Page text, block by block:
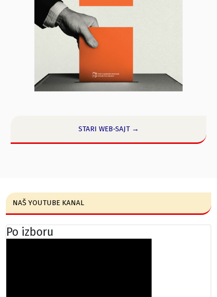
STARI WEB-SAJT →
NAŠ YOUTUBE KANAL
Po izboru